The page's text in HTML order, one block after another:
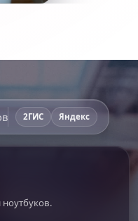
2ГИС Яндекс